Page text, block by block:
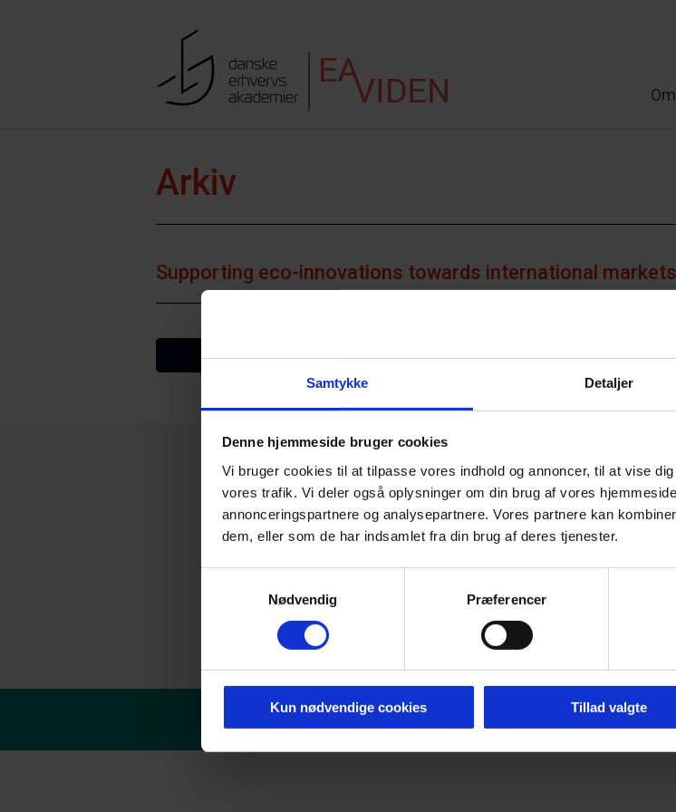
Samtykke Detaljer
Denne hjemmeside bruger cookies
Vi bruger cookies til at tilpasse vores indhold og annoncer, til at vise
vores trafik. Vi deler også oplysninger om din brug af vores
annonceringspartnere og analysepartnere. Vores partnere kan
dem, eller som de har indsamlet fra din brug af deres tjenester.
Nødvendig
Præferencer
Kun nødvendige cookies Tillad valgte
Arkiv
Supporting eco-innovations towards international markets
VIS FLERE
© Danske erhvervsakademier 2026 -